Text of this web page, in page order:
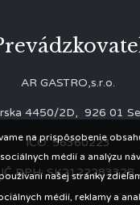
AR GASTRO,s.r.o.
4450/2D, 926 01
IČO: 56360223
IČ DPH: SK2122283328
na prispôsobenie
médií a analýzu
našej stránky
médií, reklamy a